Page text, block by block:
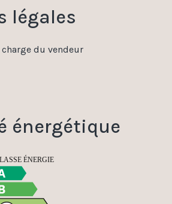
légales
du vendeur
énergétique